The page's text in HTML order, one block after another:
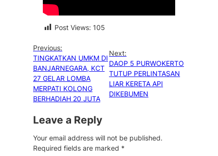
Post Views: 105
Previous:
TINGKATKAN UMKM DI
BANJARNEGARA, KCT
27 GELAR LOMBA
MERPATI KOLONG
BERHADIAH 20 JUTA
Next:
DAOP 5 PURWOKERTO
TUTUP PERLINTASAN
LIAR KERETA API
DIKEBUMEN
Leave a Reply
Your email address will not be published.
Required fields are marked *